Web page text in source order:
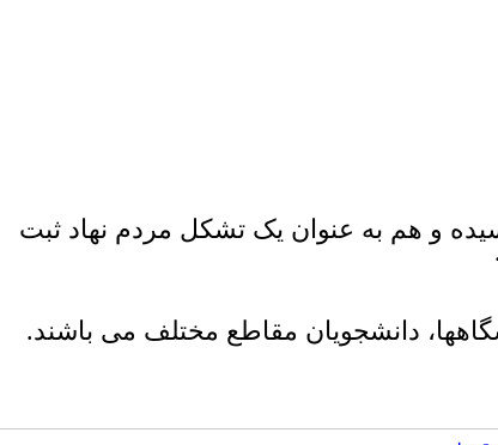
و هم به عنوان یک تشکل مردم نهاد ثبت
.
دانشجویان مقاطع مختلف می باشند.